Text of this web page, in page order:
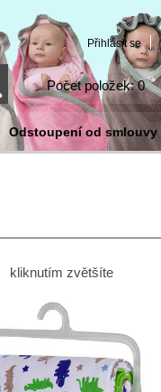
Přihlásit se
Počet položek: 0
Odstoupení od smlouvy
kliknutím zvětšíte